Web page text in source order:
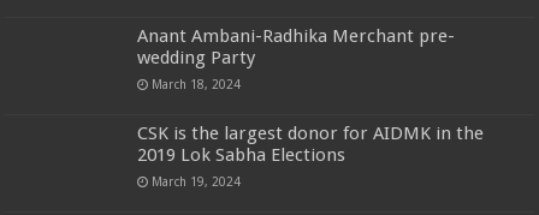
Anant Ambani-Radhika Merchant pre-
wedding Party
March 18, 2024
CSK is the largest donor for AIDMK in the
2019 Lok Sabha Elections
March 19, 2024